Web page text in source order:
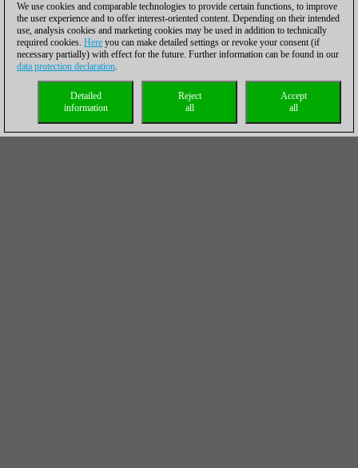
We use cookies and comparable technologies to provide certain functions, to improve
the user experience and to offer interest-oriented content. Depending on their intended
use, analysis cookies and marketing cookies may be used in addition to technically
required cookies. Here you can make detailed settings or revoke your consent (if
necessary partially) with effect for the future. Further information can be found in our
data protection declaration.
Accept
all
Reject
all
Detailed
information